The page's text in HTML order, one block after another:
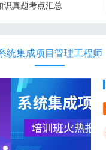
识真题考点汇总
统集成项目管理工程师